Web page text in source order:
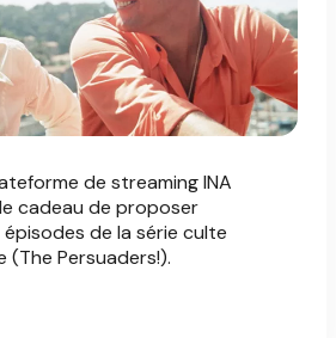
de streaming INA
cadeau de proposer
de la série culte
(The Persuaders!).